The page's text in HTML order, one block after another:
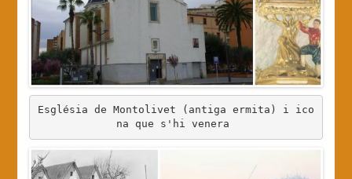
Església de Montolivet (antiga ermita) i ico
na que s'hi venera